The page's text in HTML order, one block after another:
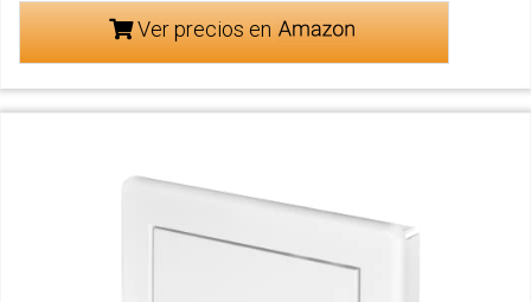
Ver precios en